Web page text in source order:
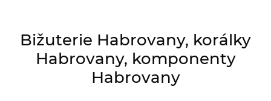
Bižuterie Habrovany, korálky
Habrovany, komponenty
Habrovany